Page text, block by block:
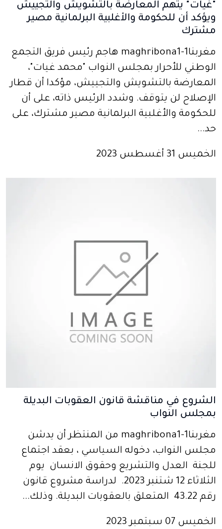
"غيات" يتهم المعارضة بالتشويش والتجييش
ويؤكد أن للحكومة والأغلبية البرلمانية مصير
مشترك
مغربنا1-maghribona1 هاجم رئيس فريق التجمع
الوطني للأحرار بمجلس النواب "محمد غيات"،
المعارضة بالتشويش والتجييش، مؤكدا أن قطار
الإصلاح لن يتوقف. وشدد الرئيس ذاته، على أن
للحكومة والأغلبية البرلمانية مصير مشترك، على
حد...
الخميس 31 أغسطس 2023
الشروع في مناقشة قانون العقوبات البديلة
بمجلس النواب
مغربنا1-maghribona1 من المنتظر أن يدشن
مجلس النواب، دخوله السياسي ، بعقد اجتماع
للجنة العدل والتشريع وحقوق الانسان يوم
الثلاثاء 12 شتنبر 2023. لدراسة مشروع قانون
رقم 43.22 المتعلق بالعقوبات البديلة. وذلك...
الخميس 07 سبتمبر 2023